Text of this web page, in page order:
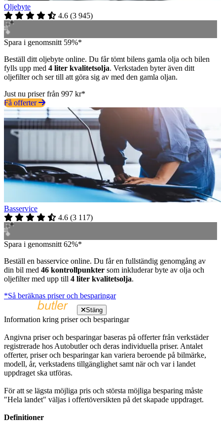
Oljebyte
4.6 (3 945)
Spara i genomsnitt 59%*
Beställ ditt oljebyte online. Du får tömt bilens gamla olja och bilen
fylls upp med 4 liter kvalitetsolja. Verkstaden byter även ditt
oljefilter och ser till att göra sig av med den gamla oljan.
Just nu priser från 997 kr*
Få offerter
Basservice
4.6 (3 117)
Spara i genomsnitt 62%*
Beställ en basservice online. Du får en fullständig genomgång av
din bil med 46 kontrollpunkter som inkluderar byte av olja och
oljefilter med upp till 4 liter kvalitetsolja.
*Så beräknas priser och besparingar
Stäng
Information kring priser och besparingar
Angivna priser och besparingar baseras på offerter från verkstäder
registrerade hos Autobutler och deras individuella priser. Antalet
offerter, priser och besparingar kan variera beroende på bilmärke,
modell, år, verkstadens tillgänglighet samt när och var i landet
uppdraget ska utföras.
För att se lägsta möjliga pris och största möjliga besparing måste
"Hela landet" väljas i offertöversikten på det skapade uppdraget.
Definitioner